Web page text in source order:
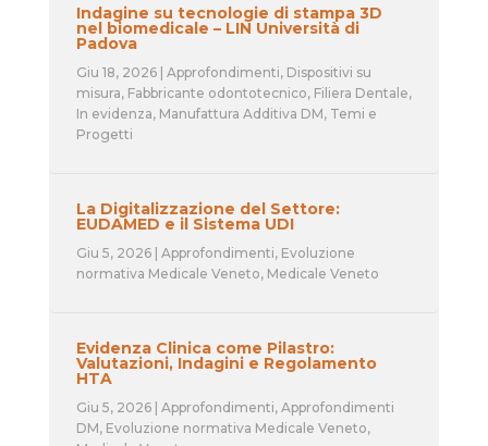
Indagine su tecnologie di stampa 3D
nel biomedicale – LIN Università di
Padova
Giu 18, 2026| Approfondimenti, Dispositivi su
misura, Fabbricante odontotecnico, Filiera Dentale,
In evidenza, Manufattura Additiva DM, Temi e
Progetti
La Digitalizzazione del Settore:
EUDAMED e il Sistema UDI
Giu 5, 2026| Approfondimenti, Evoluzione
normativa Medicale Veneto, Medicale Veneto
Evidenza Clinica come Pilastro:
Valutazioni, Indagini e Regolamento
HTA
Giu 5, 2026| Approfondimenti, Approfondimenti
DM, Evoluzione normativa Medicale Veneto,